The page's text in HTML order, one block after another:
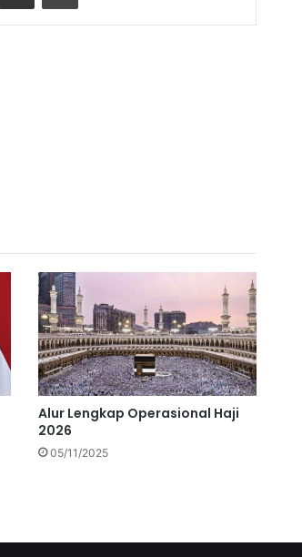
Alur Lengkap Operasional Haji
2026
05/11/2025